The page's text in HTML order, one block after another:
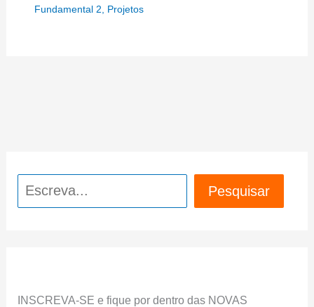
Fundamental 2
Projetos
Pesquisar Pesquisar
INSCREVA-SE e fique por dentro das NOVAS